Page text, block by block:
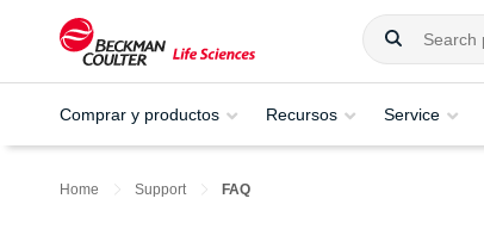
Comprar y productos Recursos Service
Home Support FAQ